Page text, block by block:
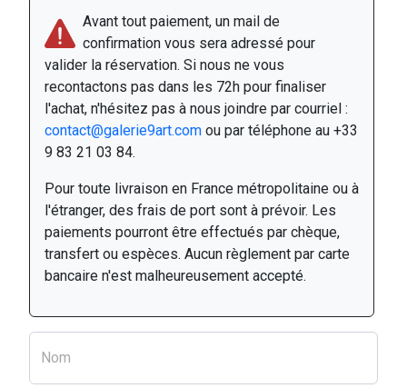
Avant tout paiement, un mail de
confirmation vous sera adressé pour
valider la réservation. Si nous ne vous
recontactons pas dans les 72h pour finaliser
l'achat, n'hésitez pas à nous joindre par courriel :
contact@galerie9art.com ou par téléphone au +33
9 83 21 03 84.
Pour toute livraison en France métropolitaine ou à
l'étranger, des frais de port sont à prévoir. Les
paiements pourront être effectués par chèque,
transfert ou espèces. Aucun règlement par carte
bancaire n'est malheureusement accepté.
Nom